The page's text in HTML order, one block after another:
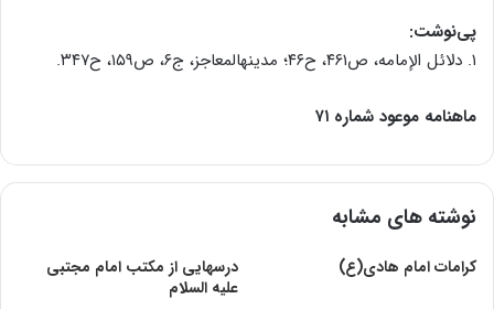
پی‌نوشت:
۱. دلائل الإمامه، ص۴۶۱، ح۴۶؛ مدینهالمعاجز، ج۶، ص۱۵۹، ح۳۴۷.
ماهنامه موعود شماره ۷۱
نوشته های مشابه
کرامات امام هادی(ع)
درسهايی از مكتب امام مجتبی
علیه السلام